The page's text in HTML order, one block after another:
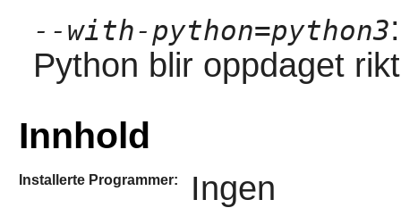
--with-python=python3
Python blir oppdaget
Innhold
Installerte Programmer: Ingen